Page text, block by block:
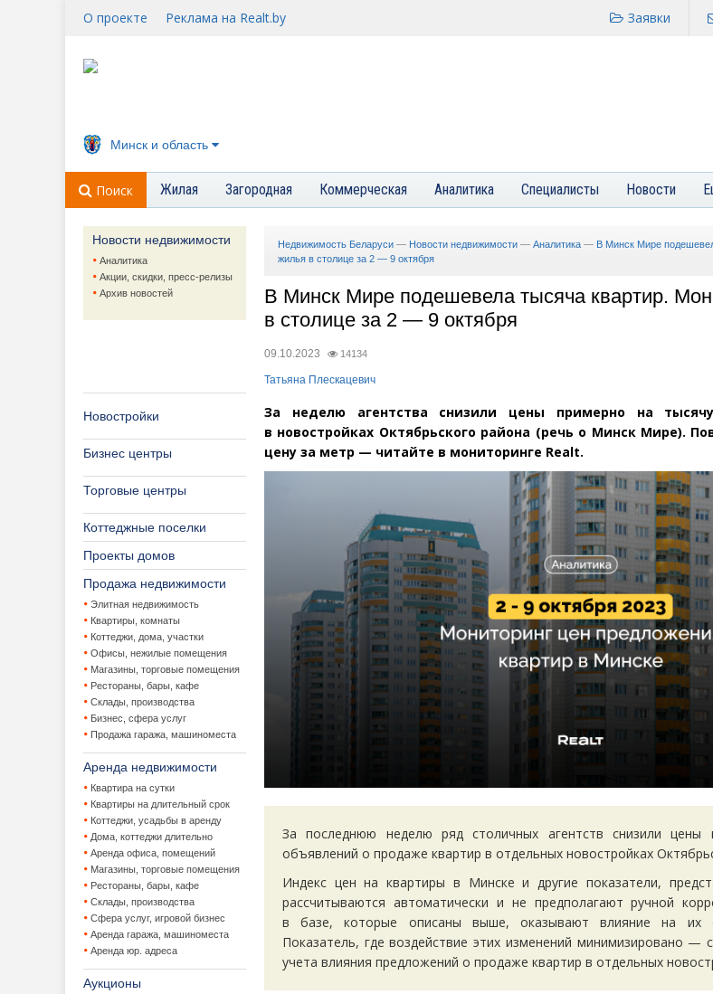
О проекте Реклама на Realt.by Заявки
Минск и область
Поиск Жилая Загородная Коммерческая Аналитика Специалисты Новости
Новости недвижимости
Аналитика
Акции, скидки, пресс-релизы
Архив новостей
Новостройки
Бизнес центры
Торговые центры
Коттеджные поселки
Проекты домов
Продажа недвижимости
Элитная недвижимость
Квартиры, комнаты
Коттеджи, дома, участки
Офисы, нежилые помещения
Магазины, торговые помещения
Рестораны, бары, кафе
Склады, производства
Бизнес, сфера услуг
Продажа гаража, машиноместа
Аренда недвижимости
Квартира на сутки
Квартиры на длительный срок
Коттеджи, усадьбы в аренду
Дома, коттеджи длительно
Аренда офиса, помещений
Магазины, торговые помещения
Рестораны, бары, кафе
Склады, производства
Сфера услуг, игровой бизнес
Аренда гаража, машиноместа
Аренда юр. адреса
Аукционы
Недвижимость Беларуси — Новости недвижимости — Аналитика — В Минск Мире
жилья в столице за 2 — 9 октября
В Минск Мире подешевела тысяча квартир.
в столице за 2 — 9 октября
09.10.2023 14134
Татьяна Плескацевич
За неделю агентства снизили цены примерно на
в новостройках Октябрьского района (речь о Минск Мире).
цену за метр — читайте в мониторинге Realt.
За последнюю неделю ряд столичных агентств снизили
объявлений о продаже квартир в отдельных новостройках
Индекс цен на квартиры в Минске и другие показатели,
рассчитываются автоматически и не предполагают ручной
в базе, которые описаны выше, оказывают влияние на их
Показатель, где воздействие этих изменений минимизировано —
учета влияния предложений о продаже квартир в отдельных